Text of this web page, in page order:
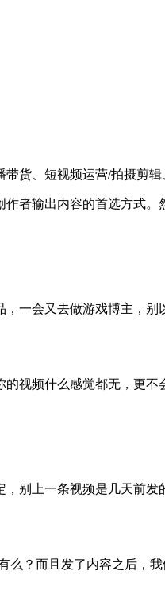
货、短视频运营/拍摄剪
者输出内容的首选方式
一会又去做游戏博主，
视频什么感觉都无，更
别上一条视频是几天前
？而且发了内容之后，